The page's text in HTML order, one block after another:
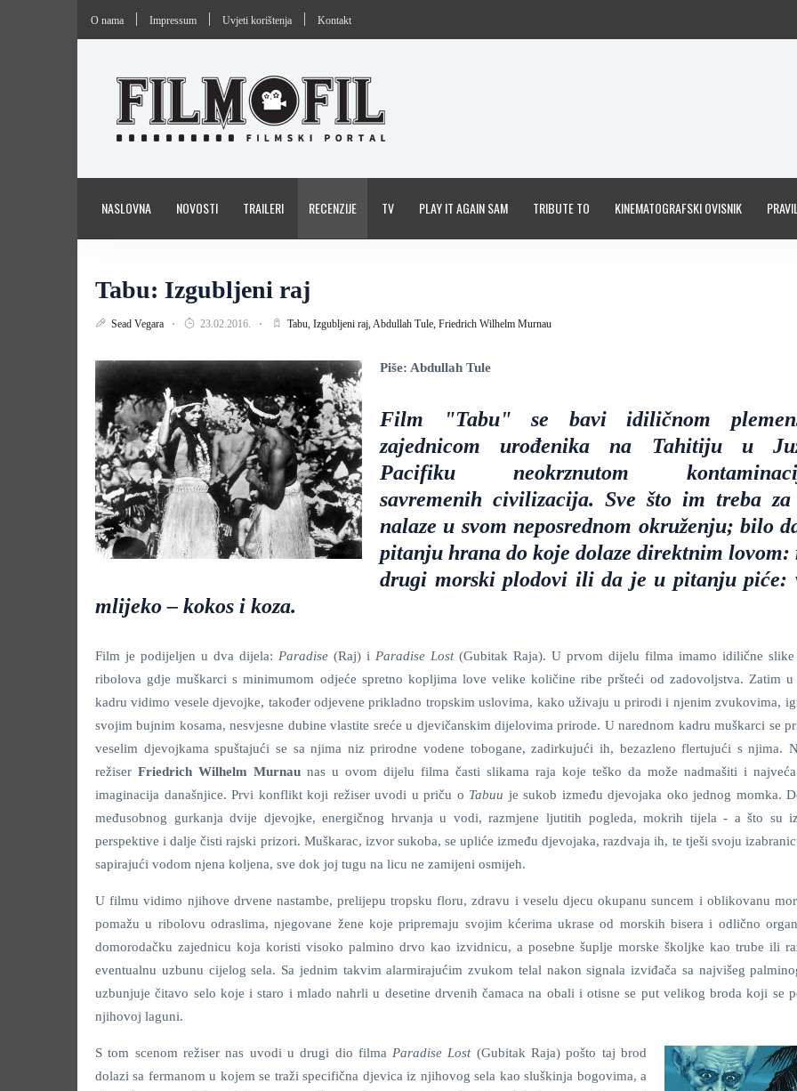
O nama Impressum Uvjeti korištenja Kontakt
NASLOVNA NOVOSTI TRAILERI RECENZIJE TV PLAY IT AGAIN SAM TRIBUTE TO KINEMATOGRAFSKI OVISNIK
Tabu: Izgubljeni raj
Sead Vegara 23.02.2016. Tabu, Izgubljeni raj,Abdullah Tule, Friedrich Wilhelm Murnau
Piše: Abdullah Tule
Film "Tabu" se bavi idiličnom
zajednicom urođenika na Tahitiju u
Pacifiku neokrznutom
savremenih civilizacija. Sve što im treba za
nalaze u svom neposrednom okruženju; bilo
pitanju hrana do koje dolaze direktnim
drugi morski plodovi ili da je u pitanju piće:
mlijeko – kokos i koza.
Film je podijeljen u dva dijela: Paradise (Raj) i Paradise Lost(Gubitak Raja). U prvom dijelu filma imamo idilične slike
ribolova gdje muškarci s minimumom odjeće spretno kopljima love velike količine ribe pršteći od zadovoljstva. Zatim u
kadru vidimo vesele djevojke, također odjevene prikladno tropskim uslovima, kako uživaju u prirodi i njenim zvukovima,
svojim bujnim kosama, nesvjesne dubine vlastite sreće u djevičanskim dijelovima prirode. U narednom kadru muškarci se
veselim djevojkama spuštajući se sa njima niz prirodne vodene tobogane, zadirkujući ih, bezazleno flertujući s njima.
režiser Friedrich Wilhelm Murnau nas u ovom dijelu filma časti slikama raja koje teško da može nadmašiti i
imaginacija današnjice. Prvi konflikt koji režiser uvodi u priču o Tabuu je sukob između djevojaka oko jednog momka.
međusobnog gurkanja dvije djevojke, energičnog hrvanja u vodi, razmjene ljutitih pogleda, mokrih tijela - a što su
perspektive i dalje čisti rajski prizori. Muškarac, izvor sukoba, se upliće između djevojaka, razdvaja ih, te tješi svoju
sapirajući vodom njena koljena, sve dok joj tugu na licu ne zamijeni osmijeh.
U filmu vidimo njihove drvene nastambe, prelijepu tropsku floru, zdravu i veselu djecu okupanu suncem i oblikovanu
pomažu u ribolovu odraslima, njegovane žene koje pripremaju svojim kćerima ukrase od morskih bisera i odlično
domorodačku zajednicu koja koristi visoko palmino drvo kao izvidnicu, a posebne šuplje morske školjke kao trube ili
eventualnu uzbunu cijelog sela. Sa jednim takvim alarmirajućim zvukom telal nakon signala izviđača sa najvišeg
uzbunjuje čitavo selo koje i staro i mlado nahrli u desetine drvenih čamaca na obali i otisne se put velikog broda koji se
njihovoj laguni.
S tom scenom režiser nas uvodi u drugi dio filma Paradise Lost(Gubitak Raja) pošto taj brod
dolazi sa fermanom u kojem se traži specifična djevica iz njihovog sela kao sluškinja bogovima, a